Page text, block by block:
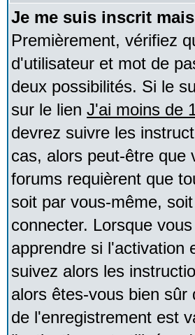
Je me suis inscrit
Premièrement, vérifiez
d'utilisateur et mot de
deux possibilités. Si le
sur le lien J'ai moins de
devrez suivre les
cas, alors peut-être que
forums requièrent que
soit par vous-même,
connecter. Lorsque
apprendre si l'activation
suivez alors les
alors êtes-vous bien
de l'enregistrement est